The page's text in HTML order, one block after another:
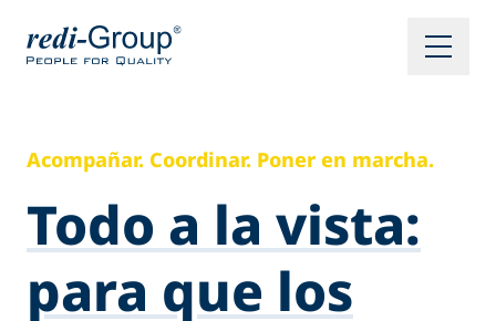
Acompañar. Coordinar. Poner en marcha.
Todo a la vista:
para que los